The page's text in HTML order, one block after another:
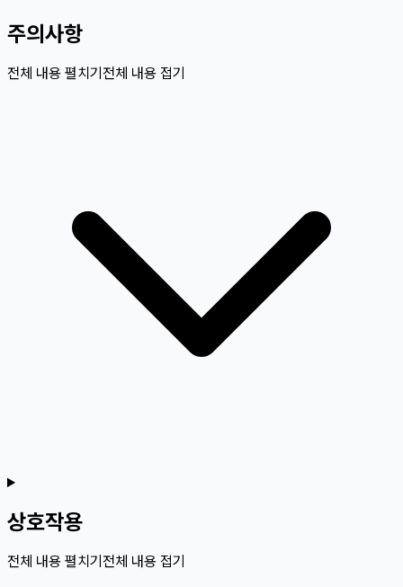
주의사항
전체 내용 펼치기전체 내용 접기
상호작용
전체 내용 펼치기전체 내용 접기